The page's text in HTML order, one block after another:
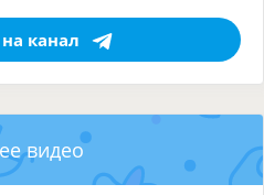
канал
видео